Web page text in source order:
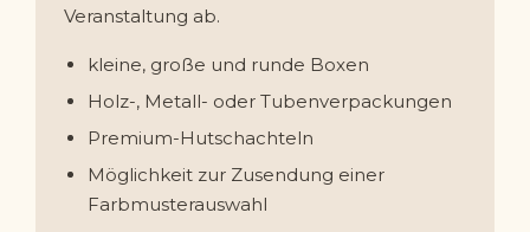
Veranstaltung ab.
kleine, große und runde Boxen
Holz-, Metall- oder Tubenverpackungen
Premium-Hutschachteln
Möglichkeit zur Zusendung einer
Farbmusterauswahl